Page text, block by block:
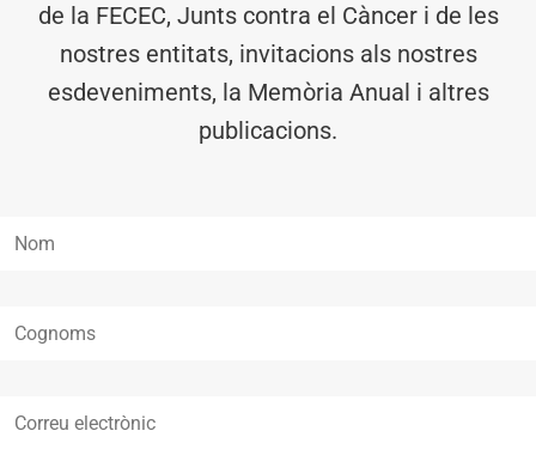
de la FECEC, Junts contra el Càncer i de les
nostres entitats, invitacions als nostres
esdeveniments, la Memòria Anual i altres
publicacions.